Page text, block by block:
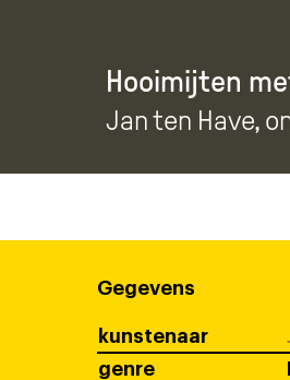
Hooimijten
Jan ten Have,
Gegevens
kunstenaar
genre